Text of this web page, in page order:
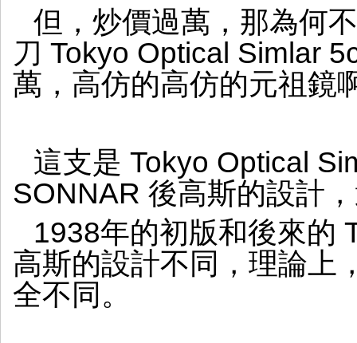
但，炒價過萬，那為何
刀 Tokyo Optical Simlar
萬，高仿的高仿的元祖鏡
這支是 Tokyo Optical
SONNAR 後高斯的設計
1938年的初版和後來的
高斯的設計不同，理論上
全不同。